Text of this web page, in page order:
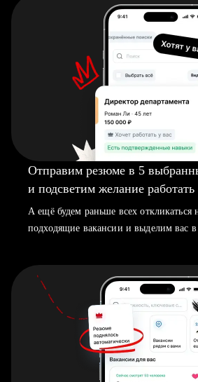
Отправим резюме в 5
и подсветим желание
А ещё будем раньше всех откликаться
подходящие вакансии и выделим вас